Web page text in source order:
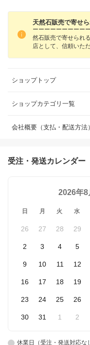
天然石販売で寄せ
ーーーーーーーーー
然石販売で寄せられ
店として、信頼いた
ショップトップ
ショップカテゴリ一覧
会社概要（支払・配送方法）
受注・発送カレンダー
2026年8
日 月 火 水
26 27 28 29
2 3 4 5
9 10 11 12
16 17 18 19
23 24 25 26
30 31 1 2
休業日（受注・発送対応な